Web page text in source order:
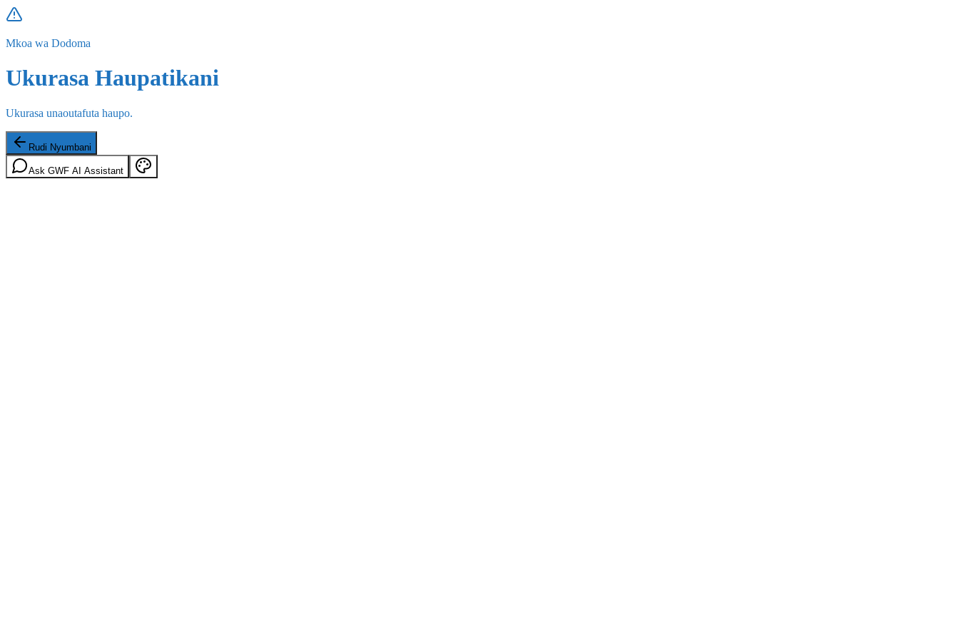
Mkoa wa Dodoma
Ukurasa Haupatikani
Ukurasa unaoutafuta haupo.
Rudi Nyumbani
Ask GWF AI Assistant